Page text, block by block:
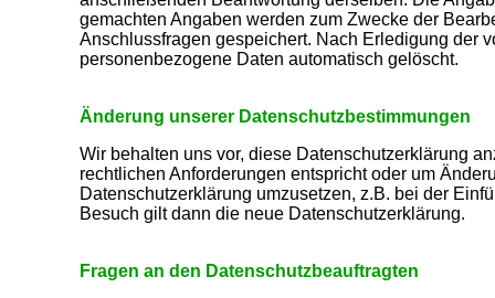
gemachten Angaben werden zum Zwecke der
Anschlussfragen gespeichert. Nach Erledigung der
personenbezogene Daten automatisch gelöscht.
Änderung unserer Datenschutzbestimmungen
Wir behalten uns vor, diese Datenschutzerklärung
rechtlichen Anforderungen entspricht oder um
Datenschutzerklärung umzusetzen, z.B. bei der
Besuch gilt dann die neue Datenschutzerklärung.
Fragen an den Datenschutzbeauftragten